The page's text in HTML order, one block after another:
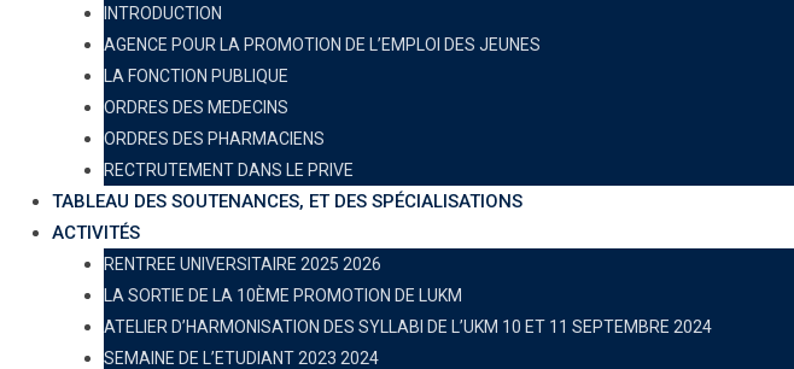
INTRODUCTION
AGENCE POUR LA PROMOTION DE L’EMPLOI DES JEUNES
LA FONCTION PUBLIQUE
ORDRES DES MEDECINS
ORDRES DES PHARMACIENS
RECTRUTEMENT DANS LE PRIVE
TABLEAU DES SOUTENANCES, ET DES SPÉCIALISATIONS
ACTIVITÉS
RENTREE UNIVERSITAIRE 2025 2026
LA SORTIE DE LA 10ÈME PROMOTION DE LUKM
ATELIER D’HARMONISATION DES SYLLABI DE L’UKM 10 ET 11 SEPTEMBRE 2024
SEMAINE DE L’ETUDIANT 2023 2024